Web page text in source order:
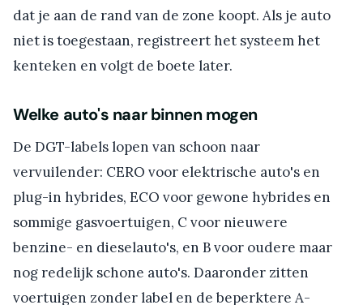
dat je aan de rand van de zone koopt. Als je auto
niet is toegestaan, registreert het systeem het
kenteken en volgt de boete later.
Welke auto's naar binnen mogen
De DGT-labels lopen van schoon naar
vervuilender: CERO voor elektrische auto's en
plug-in hybrides, ECO voor gewone hybrides en
sommige gasvoertuigen, C voor nieuwere
benzine- en dieselauto's, en B voor oudere maar
nog redelijk schone auto's. Daaronder zitten
voertuigen zonder label en de beperktere A-